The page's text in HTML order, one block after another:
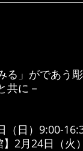
る」がであう
共に－
（日）9:00-
】2月24日（火